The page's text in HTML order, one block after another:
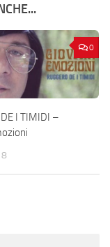
0
DE I TIMIDI –